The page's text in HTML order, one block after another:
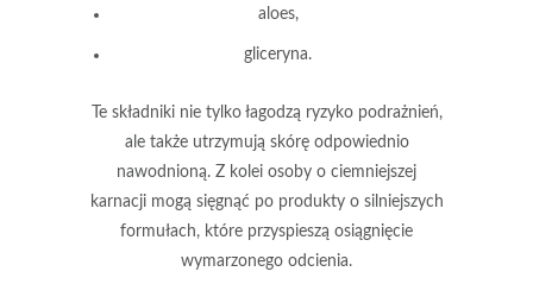
aloes,
gliceryna.
Te składniki nie tylko łagodzą ryzyko podrażnień,
ale także utrzymują skórę odpowiednio
nawodnioną. Z kolei osoby o ciemniejszej
karnacji mogą sięgnąć po produkty o silniejszych
formułach, które przyspieszą osiągnięcie
wymarzonego odcienia.